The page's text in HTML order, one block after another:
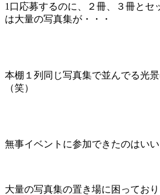
1口応募するのに、２冊、３冊とセ
は大量の写真集が・・・
本棚１列同じ写真集で並んでる光
（笑）
無事イベントに参加できたのはい
大量の写真集の置き場に困っており